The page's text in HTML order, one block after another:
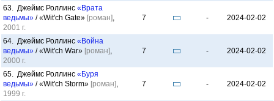
63. Джеймс Роллинс «Врата
ведьмы» / «Wit'ch Gate» [роман],
2001 г.
7 - 2024-02-02
64. Джеймс Роллинс «Война
ведьмы» / «Wit'ch War» [роман],
2000 г.
7 - 2024-02-02
65. Джеймс Роллинс «Буря
ведьмы» / «Wit'ch Storm» [роман],
1999 г.
7 - 2024-02-02